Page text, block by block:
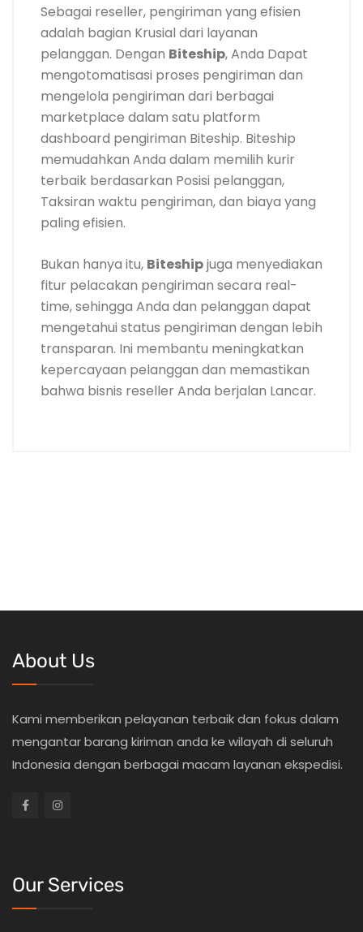
Sebagai reseller, pengiriman yang efisien
adalah bagian Krusial dari layanan
pelanggan. Dengan Biteship, Anda Dapat
mengotomatisasi proses pengiriman dan
mengelola pengiriman dari berbagai
marketplace dalam satu platform
dashboard pengiriman Biteship. Biteship
memudahkan Anda dalam memilih kurir
terbaik berdasarkan Posisi pelanggan,
Taksiran waktu pengiriman, dan biaya yang
paling efisien.
Bukan hanya itu, Biteshipjuga menyediakan
fitur pelacakan pengiriman secara real-
time, sehingga Anda dan pelanggan dapat
mengetahui status pengiriman dengan lebih
transparan. Ini membantu meningkatkan
kepercayaan pelanggan dan memastikan
bahwa bisnis reseller Anda berjalan Lancar.
About Us
Kami memberikan pelayanan terbaik dan fokus dalam
mengantar barang kiriman anda ke wilayah di seluruh
Indonesia dengan berbagai macam layanan ekspedisi.
Our Services